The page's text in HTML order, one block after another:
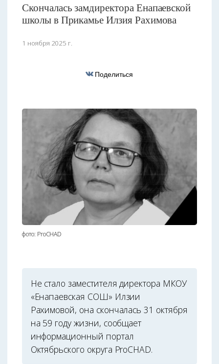
Скончалась замдиректора Енапаевской
школы в Прикамье Илзия Рахимова
1 ноября 2025 г.
Поделиться
фото: ProCHAD
Не стало заместителя директора МКОУ
«Енапаевская СОШ» Илзии
Рахимовой, она скончалась 31 октября
на 59 году жизни, сообщает
информационный портал
Октябрьского округа ProCHAD.